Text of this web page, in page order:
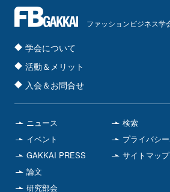
ファッションビジネス学
学会について
活動＆メリット
入会＆お問合せ
ニュース
イベント
GAKKAI PRESS
論文
研究部会
検索
プライバシ
サイトマップ